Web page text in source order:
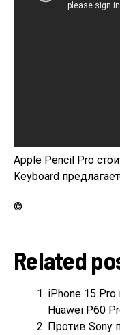
Apple Pencil Pro
Keyboard
©
Related
iPhone 15 Pro
Huawei P60
Против Sony